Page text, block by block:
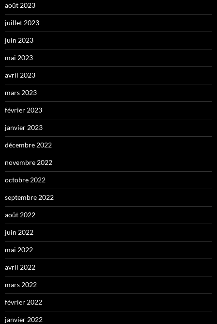
août 2023
juillet 2023
juin 2023
mai 2023
avril 2023
mars 2023
février 2023
janvier 2023
décembre 2022
novembre 2022
octobre 2022
septembre 2022
août 2022
juin 2022
mai 2022
avril 2022
mars 2022
février 2022
janvier 2022